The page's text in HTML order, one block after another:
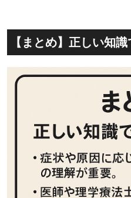
【まとめ】正しい知